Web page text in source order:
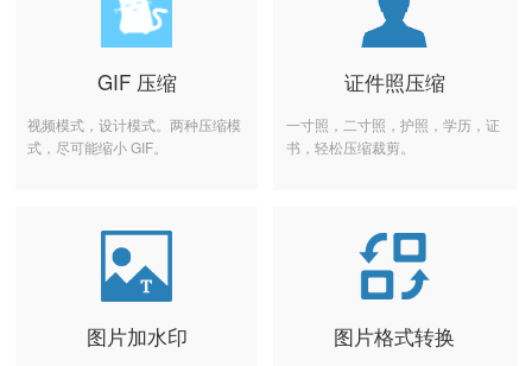
GIF 压缩
视频模式，设计模式。两种压缩模
式，尽可能缩小 GIF。
证件照压缩
一寸照，二寸照，护照，学历，证
书，轻松压缩裁剪。
图片加水印 图片格式转换